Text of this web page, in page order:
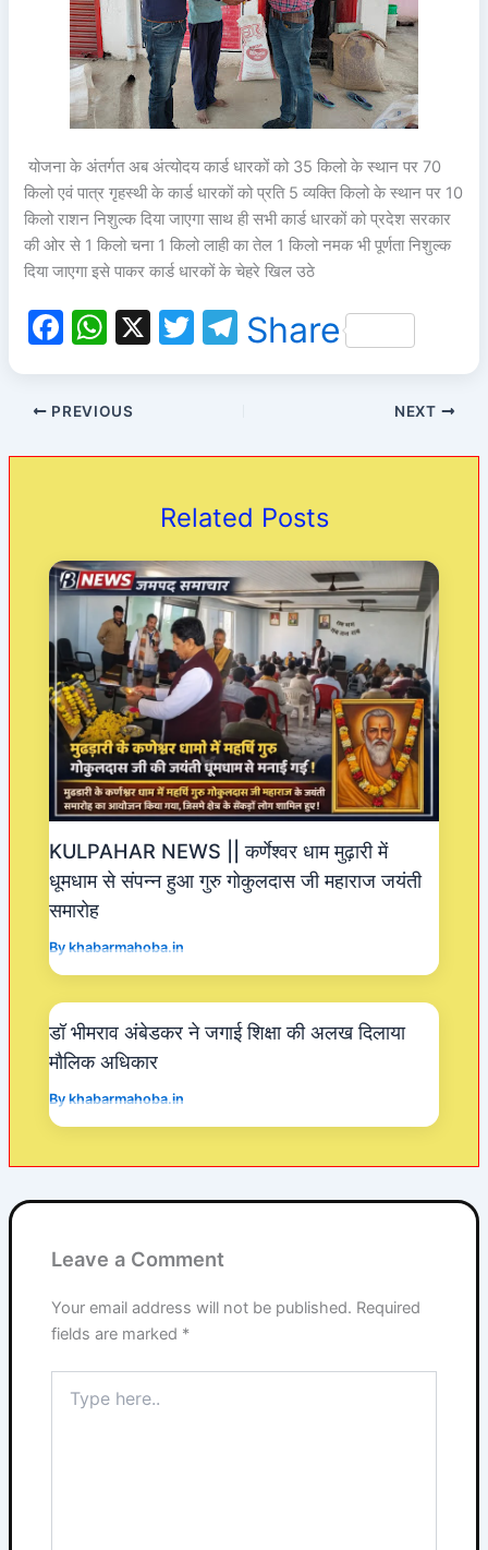
योजना के अंतर्गत अब अंत्योदय कार्ड धारकों को 35 किलो के स्थान पर 70
किलो एवं पात्र गृहस्थी के कार्ड धारकों को प्रति 5 व्यक्ति किलो के स्थान पर 10
किलो राशन निशुल्क दिया जाएगा साथ ही सभी कार्ड धारकों को प्रदेश सरकार
की ओर से 1 किलो चना 1 किलो लाही का तेल 1 किलो नमक भी पूर्णता निशुल्क
दिया जाएगा इसे पाकर कार्ड धारकों के चेहरे खिल उठे
F
c
b
k
W
at
A
X
T
T
a
m
Share
PREVIOUS NEXT
Related Posts
KULPAHAR NEWS || कर्णेश्वर धाम मुढ़ारी में
धूमधाम से संपन्न हुआ गुरु गोकुलदास जी महाराज जयंती
समारोह
Bykhabarmahoba.in
डॉ भीमराव अंबेडकर ने जगाई शिक्षा की अलख दिलाया
मौलिक अधिकार
Bykhabarmahoba.in
Leave a Comment
Your email address will not be published. Required
fields are marked *
here..